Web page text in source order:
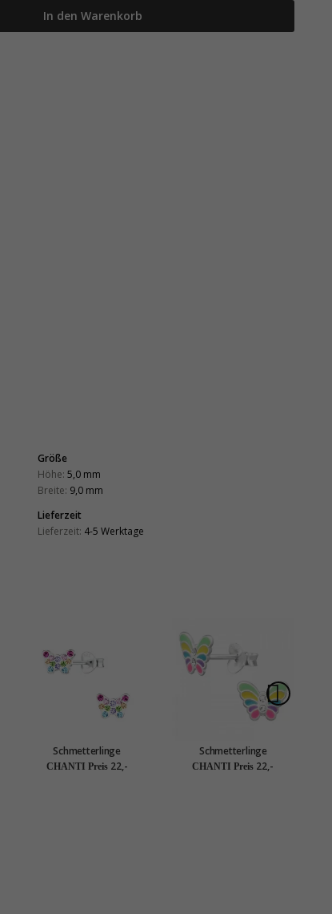
In den Warenkorb
Größe
Höhe: 5,0 mm
Breite: 9,0 mm
Lieferzeit
Lieferzeit: 4-5 Werktage
Schmetterlinge
Kinderohrringe in Silber -
CHANTI Preis 22,-
Schmetterlinge
Kinderohrringe in Silber -
CHANTI Preis 22,-